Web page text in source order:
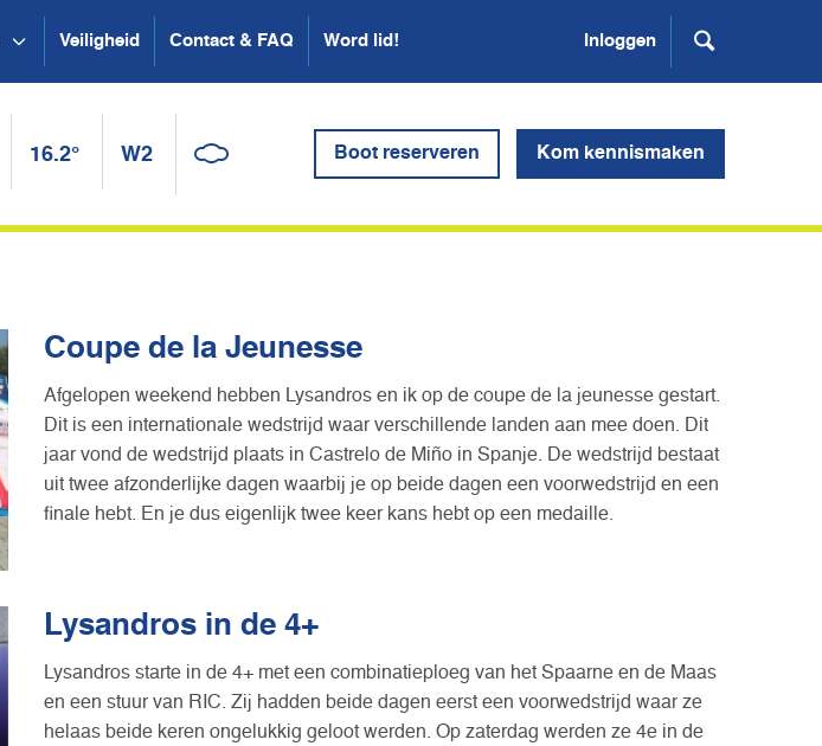
Veiligheid Contact & FAQ Word lid! Inloggen
16.2° W2 Boot reserveren Kom kennismaken
Coupe de la Jeunesse
Afgelopen weekend hebben Lysandros en ik op de coupe de la jeunesse gestart.
Dit is een internationale wedstrijd waar verschillende landen aan mee doen. Dit
jaar vond de wedstrijd plaats in Castrelo de Miño in Spanje. De wedstrijd bestaat
uit twee afzonderlijke dagen waarbij je op beide dagen een voorwedstrijd en een
finale hebt. En je dus eigenlijk twee keer kans hebt op een medaille.
Lysandros in de 4+
Lysandros starte in de 4+ met een combinatieploeg van het Spaarne en de Maas
en een stuur van RIC. Zij hadden beide dagen eerst een voorwedstrijd waar ze
helaas beide keren ongelukkig geloot werden. Op zaterdag werden ze 4e in de